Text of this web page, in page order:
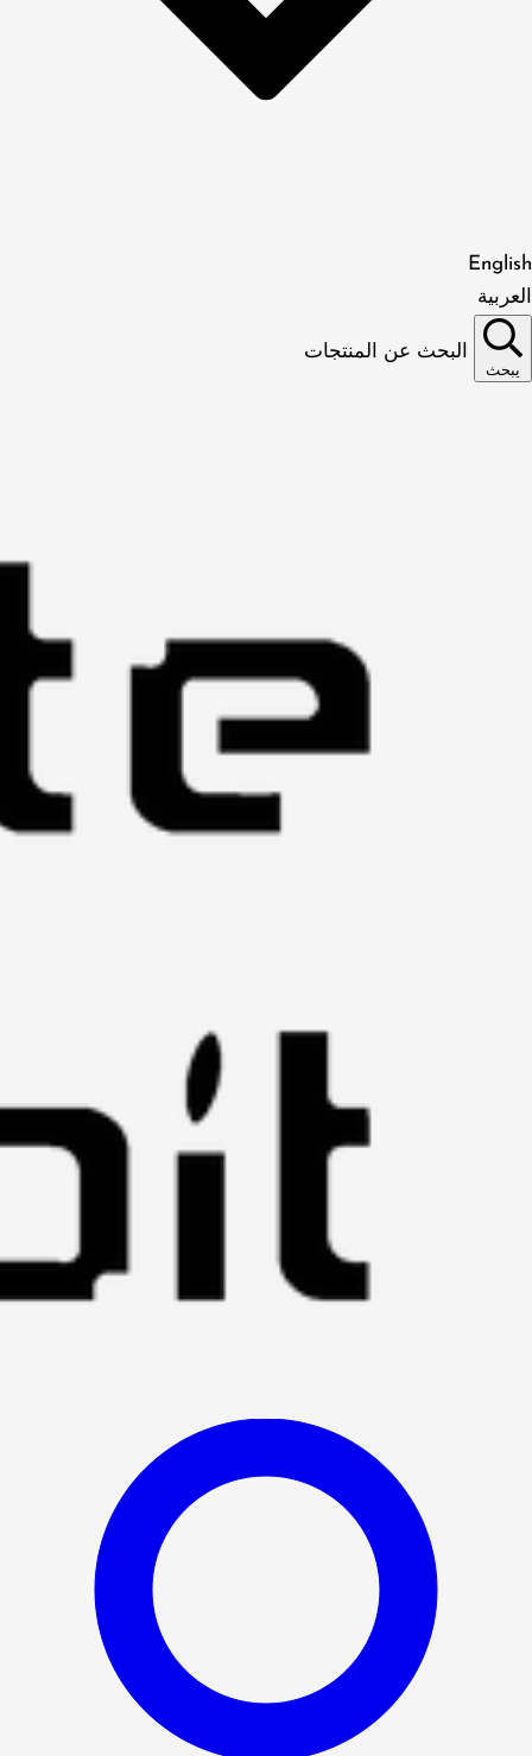
English
العربية
يبحث
البحث عن المنتجات